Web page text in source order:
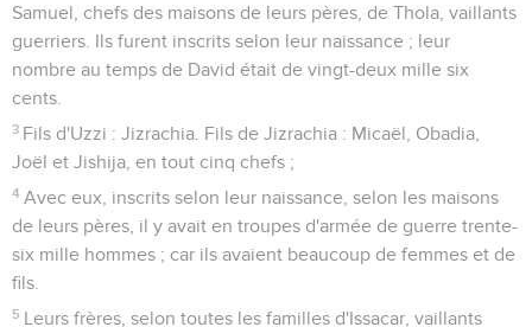
Samuel, chefs des maisons de leurs pères, de Thola, vaillants
guerriers. Ils furent inscrits selon leur naissance ; leur
nombre au temps de David était de vingt-deux mille six
cents.
3 Fils d'Uzzi : Jizrachia. Fils de Jizrachia : Micaël, Obadia,
Joël et Jishija, en tout cinq chefs ;
4 Avec eux, inscrits selon leur naissance, selon les maisons
de leurs pères, il y avait en troupes d'armée de guerre trente-
six mille hommes ; car ils avaient beaucoup de femmes et de
fils.
5 Leurs frères, selon toutes les familles d'Issacar, vaillants